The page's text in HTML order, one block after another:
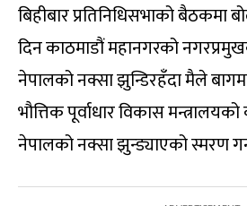
बिहीबार प्रतिनिधिसभाको बैठकमा
दिन काठमाडौं महानगरको
नेपालको नक्सा झुन्डिरहँदा मैले
भौत्तिक पूर्वाधार विकास
नेपालको नक्सा झुन्ड्याएको स्मरण